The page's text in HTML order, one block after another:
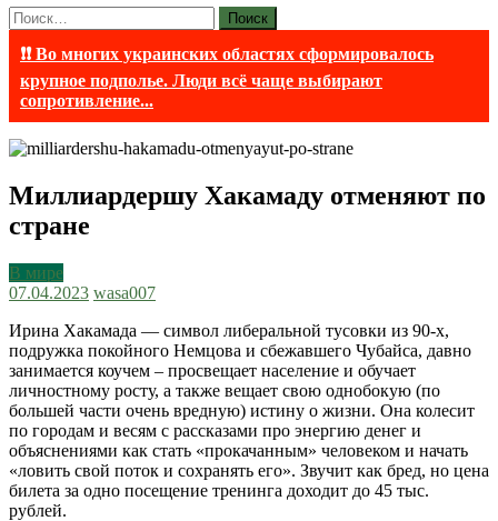
Найти:
❗❗ Во многих украинских областях сформировалось
крупное подполье. Люди всё чаще выбирают
сопротивление...
Миллиардершу Хакамаду отменяют по
стране
В мире
07.04.2023 wasa007
Ирина Хакамада — символ либеральной тусовки из 90-х,
подружка покойного Немцова и сбежавшего Чубайса, давно
занимается коучем – просвещает население и обучает
личностному росту, а также вещает свою однобокую (по
большей части очень вредную) истину о жизни. Она колесит
по городам и весям с рассказами про энергию денег и
объяснениями как стать «прокачанным» человеком и начать
«ловить свой поток и сохранять его». Звучит как бред, но цена
билета за одно посещение тренинга доходит до 45 тыс.
рублей.